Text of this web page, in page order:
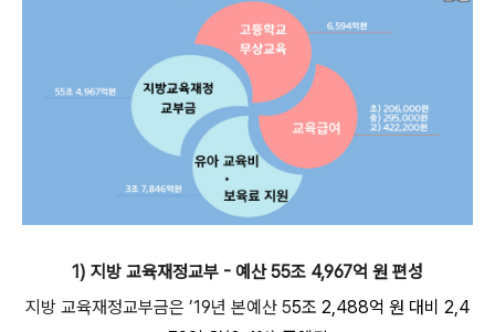
1) 지방 교육재정교부 - 예산 55조 4,967억 원 편성
지방 교육재정교부금은 ’19년 본예산 55조 2,488억 원 대비 2,4